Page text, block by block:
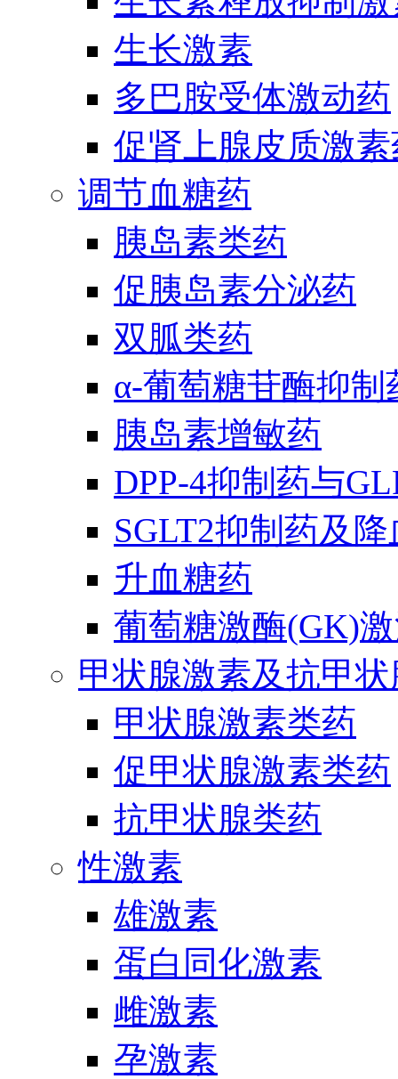
生长激素
多巴胺受体激动药
促肾上腺皮质激
调节血糖药
胰岛素类药
促胰岛素分泌药
双胍类药
α-葡萄糖苷酶抑制
胰岛素增敏药
DPP-4抑制药与
SGLT2抑制药及
升血糖药
葡萄糖激酶(GK)
甲状腺激素及抗甲
甲状腺激素类药
促甲状腺激素类药
抗甲状腺类药
性激素
雄激素
蛋白同化激素
雌激素
孕激素